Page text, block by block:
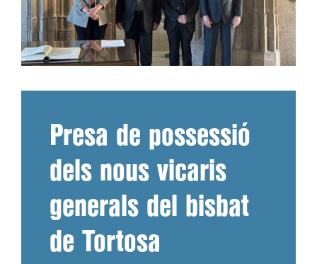
Presa de possessió
dels nous vicaris
generals del bisbat
de Tortosa